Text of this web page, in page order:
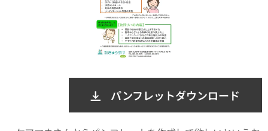
パンフレットダウンロード